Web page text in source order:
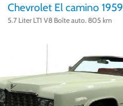
Chevrolet El camino 1959
5.7 Liter LT1 V8 Boîte auto. 805 km